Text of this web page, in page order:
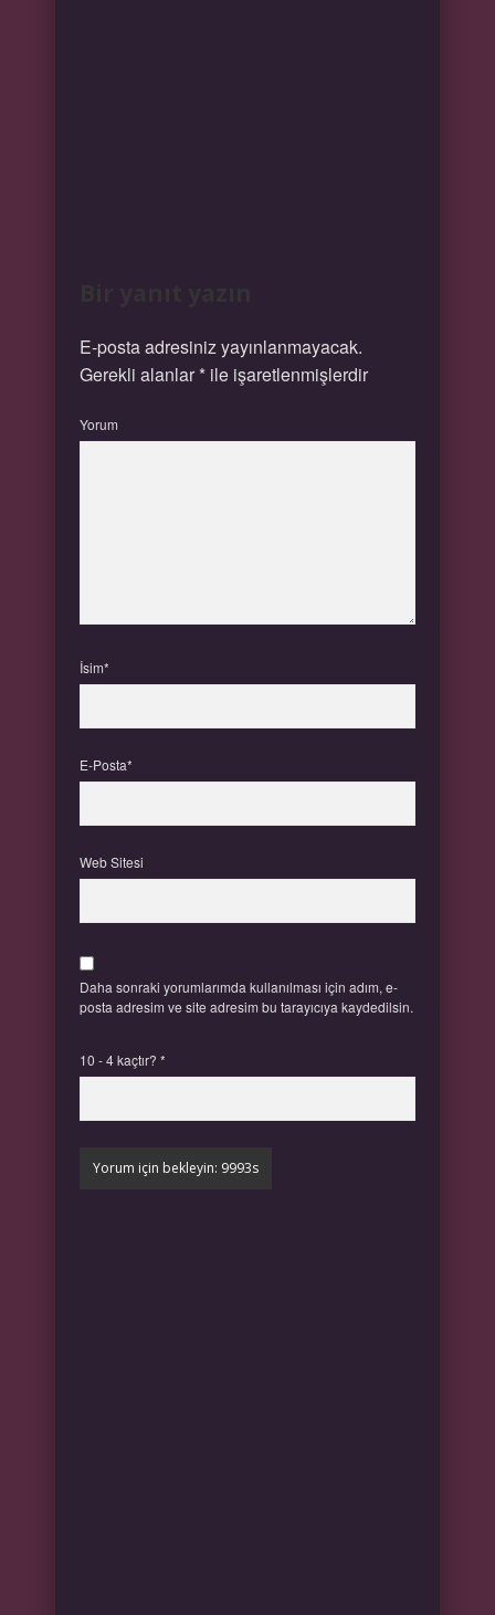
E-posta adresiniz yayınlanmayacak.
Gerekli alanlar*ile işaretlenmişlerdir
Yorum
İsim*
E-Posta*
Web Sitesi
Daha sonraki yorumlarımda kullanılması için adım, e-
posta adresim ve site adresim bu tarayıcıya kaydedilsin.
10 - 4 kaçtır? *